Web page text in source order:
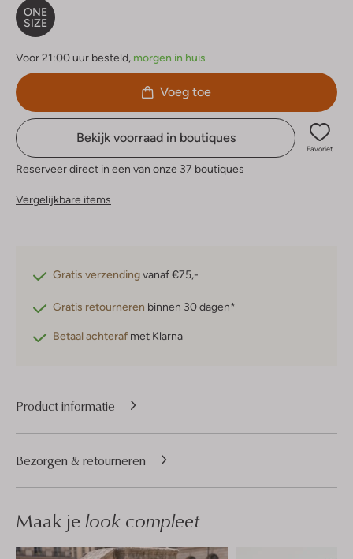
ONE
SIZE
Voor 21:00 uur besteld, morgen in huis
Voeg toe
Bekijk voorraad in boutiques
Favoriet
Reserveer direct in een van onze 37 boutiques
Vergelijkbare items
Gratis verzendingvanaf €75,-
Gratis retourneren binnen 30 dagen*
Betaal achteraf met Klarna
Product informatie
Bezorgen & retourneren
Maak je look compleet